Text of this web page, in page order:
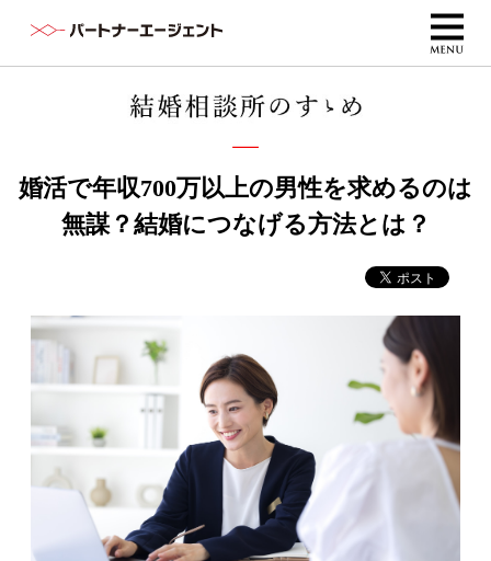
婚活で年収700万以上の男性を求めるのは
無謀？結婚につなげる方法とは？